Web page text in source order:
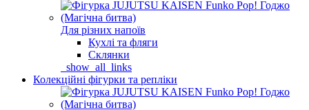
Для різних напоїв
Кухлі та фляги
Склянки
_show_all_links
Колекційні фігурки та репліки